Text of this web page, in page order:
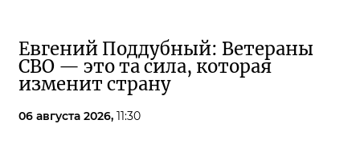
Евгений Поддубный: Ветераны
СВО — это та сила, которая
изменит страну
06 августа 2026, 11:30